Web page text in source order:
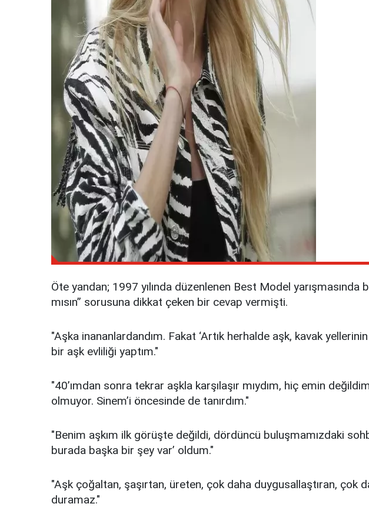
Öte yandan; 1997 yılında düzenlenen Best Model
mısın” sorusuna dikkat çeken bir cevap vermişti.
"Aşka inananlardandım. Fakat ‘Artık herhalde aşk, kavak
bir aşk evliliği yaptım."
"40’ımdan sonra tekrar aşkla karşılaşır mıydım, hiç emin
olmuyor. Sinem’i öncesinde de tanırdım."
"Benim aşkım ilk görüşte değildi, dördüncü buluşmamızdaki
burada başka bir şey var’ oldum."
"Aşk çoğaltan, şaşırtan, üreten, çok daha duygusallaştıran, çok
duramaz."